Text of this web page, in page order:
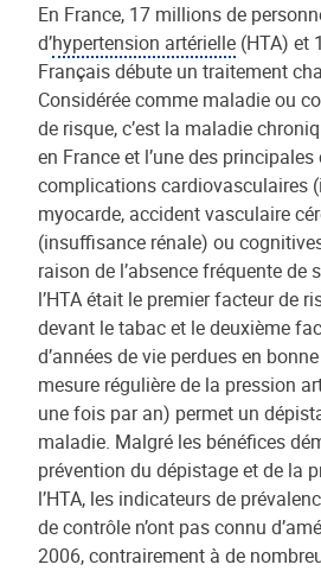
En France, 17 millions de
d’hypertension artérielle (HTA) et
Français débute un traitement
Considérée comme maladie ou
de risque, c’est la maladie
en France et l’une des
complications cardiovasculaires
myocarde, accident vasculaire
(insuffisance rénale) ou
raison de l’absence fréquente de
l’HTA était le premier facteur de
devant le tabac et le deuxième
d’années de vie perdues en
mesure régulière de la pression
une fois par an) permet un
maladie. Malgré les bénéfices
prévention du dépistage et de la
l’HTA, les indicateurs de
de contrôle n’ont pas connu
2006, contrairement à de